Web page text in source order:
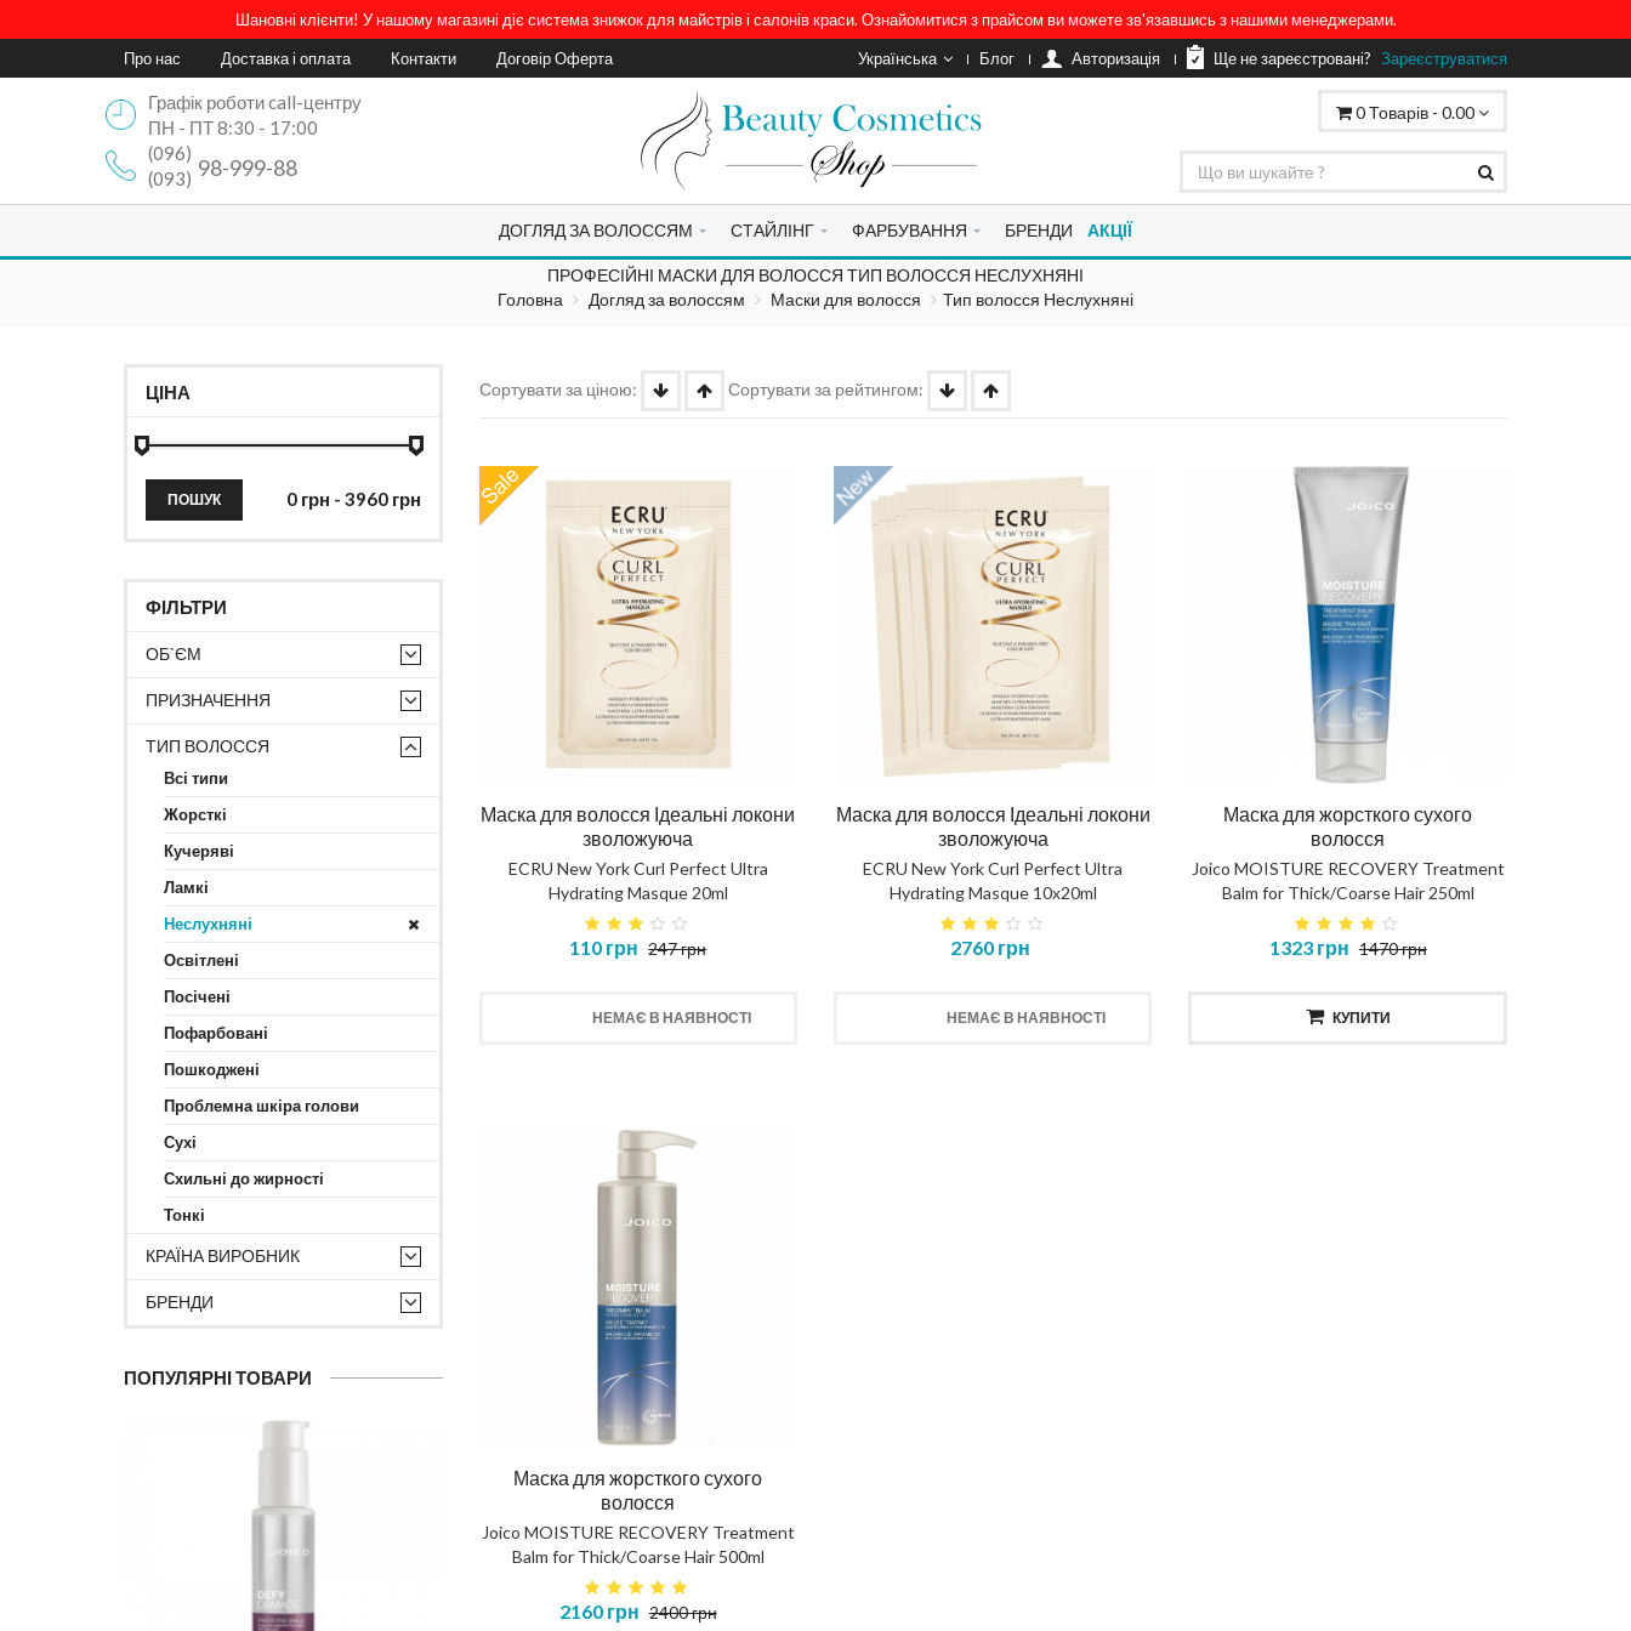
Шановні клієнти! У нашому магазині діє система знижок для майстрів і салонів краси. Ознайомитися з прайсом ви можете зв'язавшись з нашими менеджерами.
Про нас
Доставка і оплата Контакти Договір Оферта Українська Блог Aвторизація Ще не зареєстровані? Зареєструватися
Графік роботи call-центру
ПН - ПТ 8:30 - 17:00
(096)
98-999-88
(093)
0Товарів - 0.00
ДОГЛЯД ЗА ВОЛОССЯМ СТАЙЛІНГ ФАРБУВАННЯ БРЕНДИ АКЦІЇ
ПРОФЕСІЙНІ МАСКИ ДЛЯ ВОЛОССЯ ТИП ВОЛОССЯ НЕСЛУХНЯНІ
Головна
Догляд за волоссям Маски для волосся Тип волосся Неслухняні
ЦІНА
ПОШУК
ФІЛЬТРИ
ОБ`ЄМ
ПРИЗНАЧЕННЯ
ТИП ВОЛОССЯ
Всі типи
Жорсткі
Кучеряві
Ламкі
Неслухняні
Освітлені
Посічені
Пофарбовані
Пошкоджені
Проблемна шкіра голови
Сухі
Схильні до жирності
Тонкі
КРАЇНА ВИРОБНИК
БРЕНДИ
ПОПУЛЯРНІ ТОВАРИ
Сортувати за ціною: Сортувати за рейтингом:
Маска для волосся Ідеальні локони
зволожуюча
ECRU New York Curl Perfect Ultra
Hydrating Masque 20ml
110 грн 247 грн
НЕМАЄ В НАЯВНОСТІ
Маска для волосся Ідеальні локони
зволожуюча
ECRU New York Curl Perfect Ultra
Hydrating Masque 10х20ml
2760 грн
НЕМАЄ В НАЯВНОСТІ
Маска для жорсткого сухого
волосся
Joico MOISTURE RECOVERY Treatment
Balm for Thick/Coarse Hair 250ml
1323 грн 1470 грн
КУПИТИ
Маска для жорсткого сухого
волосся
Joico MOISTURE RECOVERY Treatment
Balm for Thick/Coarse Hair 500ml
2160 грн 2400 грн